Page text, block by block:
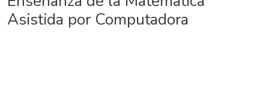
Asistida por Computadora